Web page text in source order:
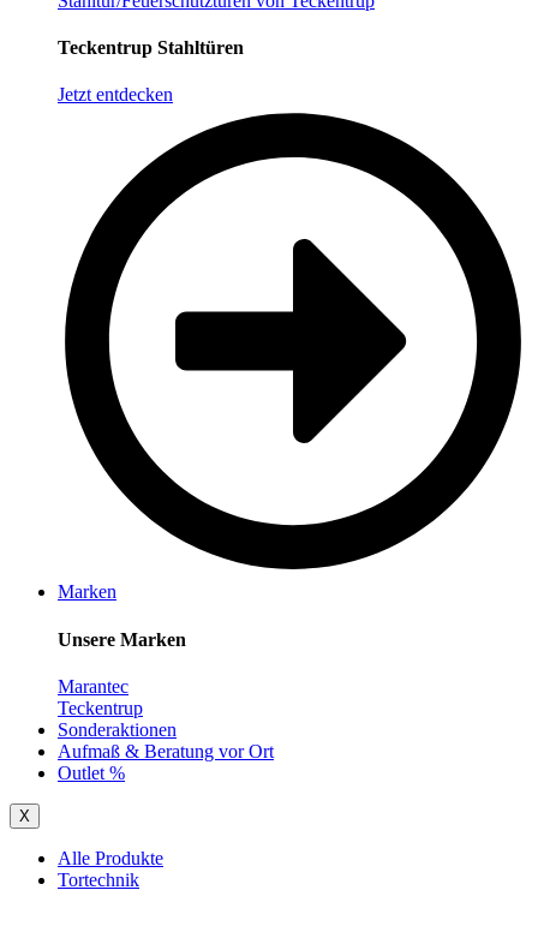
Teckentrup Stahltüren
Jetzt entdecken
Marken
Unsere Marken
Marantec
Teckentrup
Sonderaktionen
Aufmaß & Beratung vor Ort
Outlet %
X
Alle Produkte
Tortechnik